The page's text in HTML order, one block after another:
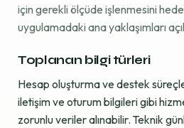
için gerekli ölçüde işlenmesini
uygulamadaki ana yaklaşımları
Toplanan bilgi türleri
Hesap oluşturma ve destek
iletişim ve oturum bilgileri gibi
zorunlu veriler alınabilir. Teknik